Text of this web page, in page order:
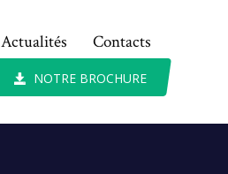
Actualités Contacts
NOTRE BROCHURE